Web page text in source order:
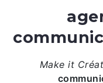
Make it